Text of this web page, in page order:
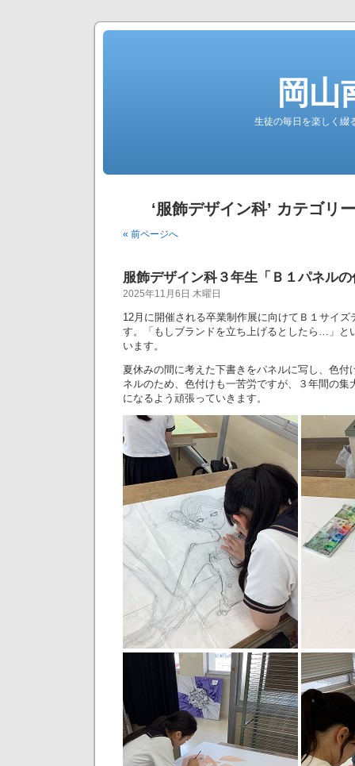
岡山
生徒の毎日を楽しく綴
‘服飾デザイン科’ カテゴリ
« 前ページへ
服飾デザイン科３年生「Ｂ１パネル
2025年11月6日 木曜日
12月に開催される卒業制作展に向けてＢ１サイ
す。「もしブランドを立ち上げるとしたら…」と
います。
夏休みの間に考えた下書きをパネルに写し、色付
ネルのため、色付けも一苦労ですが、３年間の集
になるよう頑張っていきます。